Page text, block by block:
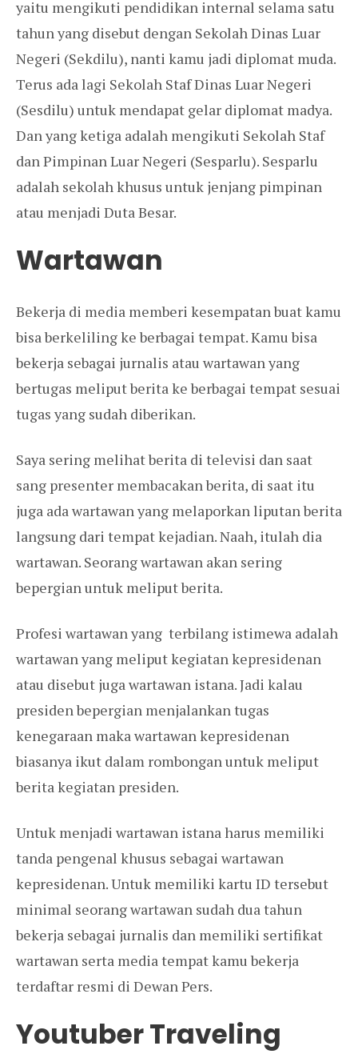
yaitu mengikuti pendidikan internal selama satu
tahun yang disebut dengan Sekolah Dinas Luar
Negeri (Sekdilu), nanti kamu jadi diplomat muda.
Terus ada lagi Sekolah Staf Dinas Luar Negeri
(Sesdilu) untuk mendapat gelar diplomat madya.
Dan yang ketiga adalah mengikuti Sekolah Staf
dan Pimpinan Luar Negeri (Sesparlu). Sesparlu
adalah sekolah khusus untuk jenjang pimpinan
atau menjadi Duta Besar.
Wartawan
Bekerja di media memberi kesempatan buat kamu
bisa berkeliling ke berbagai tempat. Kamu bisa
bekerja sebagai jurnalis atau wartawan yang
bertugas meliput berita ke berbagai tempat sesuai
tugas yang sudah diberikan.
Saya sering melihat berita di televisi dan saat
sang presenter membacakan berita, di saat itu
juga ada wartawan yang melaporkan liputan berita
langsung dari tempat kejadian. Naah, itulah dia
wartawan. Seorang wartawan akan sering
bepergian untuk meliput berita.
Profesi wartawan yang terbilang istimewa adalah
wartawan yang meliput kegiatan kepresidenan
atau disebut juga wartawan istana. Jadi kalau
presiden bepergian menjalankan tugas
kenegaraan maka wartawan kepresidenan
biasanya ikut dalam rombongan untuk meliput
berita kegiatan presiden.
Untuk menjadi wartawan istana harus memiliki
tanda pengenal khusus sebagai wartawan
kepresidenan. Untuk memiliki kartu ID tersebut
minimal seorang wartawan sudah dua tahun
bekerja sebagai jurnalis dan memiliki sertifikat
wartawan serta media tempat kamu bekerja
terdaftar resmi di Dewan Pers.
Youtuber Traveling